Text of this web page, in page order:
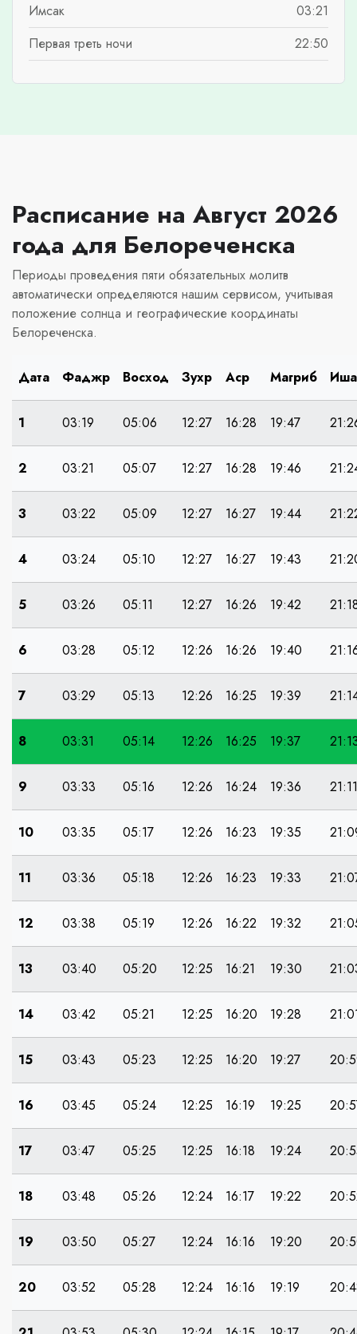
Имсак
03:21
Первая треть ночи
22:50
Расписание на Август 2026
года для Белореченска
Периоды проведения пяти обязательных молитв
автоматически определяются нашим сервисом, учитывая
положение солнца и географические координаты
Белореченска.
Дата Фаджр Восход Зухр Аср Магриб Иша
1 03:19 05:06 12:27 16:28 19:47
2 03:21 05:07 12:27 16:28 19:46
3 03:22 05:09 12:27 16:27 19:44
4 03:24 05:10 12:27 16:27 19:43
5 03:26 05:11 12:27 16:26 19:42
6 03:28 05:12 12:26 16:26 19:40
7 03:29 05:13 12:26 16:25 19:39
8 03:31 05:14 12:26 16:25 19:37
9 03:33 05:16 12:26 16:24 19:36 21:11
10 03:35 05:17 12:26 16:23 19:35
11 03:36 05:18 12:26 16:23 19:33
12 03:38 05:19 12:26 16:22 19:32
13 03:40 05:20 12:25 16:21 19:30
14 03:42 05:21 12:25 16:20 19:28
15 03:43 05:23 12:25 16:20 19:27
16 03:45 05:24 12:25 16:19 19:25
17 03:47 05:25 12:25 16:18 19:24
18 03:48 05:26 12:24 16:17 19:22
19 03:50 05:27 12:24 16:16 19:20
20 03:52 05:28 12:24 16:16 19:19